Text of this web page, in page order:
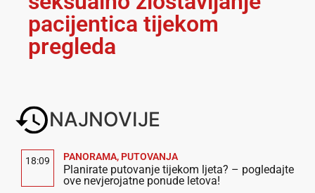
pacijentica tijekom
pregleda
NAJNOVIJE
18:09 PANORAMA, PUTOVANJA
Planirate putovanje tijekom ljeta? – pogledajte
ove nevjerojatne ponude letova!